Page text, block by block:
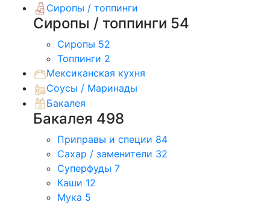
Сиропы / топпинги
Сиропы / топпинги 54
Сиропы 52
Топпинги 2
Мексиканская кухня
Соусы / Маринады
Бакалея
Бакалея 498
Приправы и специи 84
Сахар / заменители 32
Суперфуды 7
Каши 12
Мука 5